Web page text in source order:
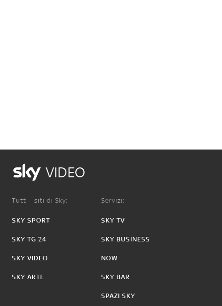
VIDEO
Tutti i siti di Sky:
SKY SPORT
SKY TG 24
SKY VIDEO
SKY ARTE
Servizi:
SKY TV
SKY BUSINESS
NOW
SKY BAR
SPAZI SKY